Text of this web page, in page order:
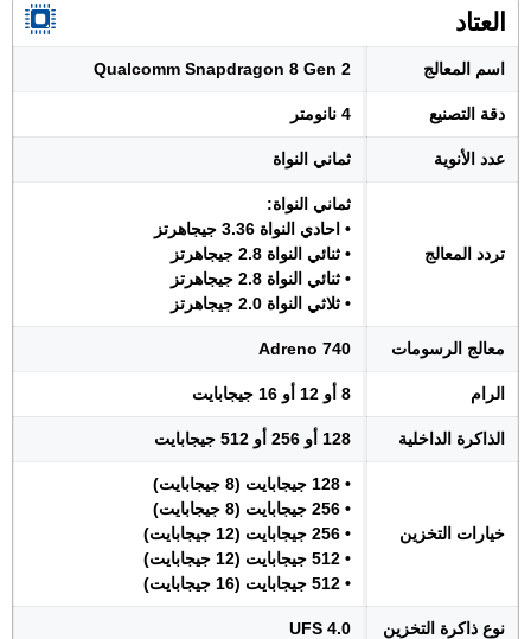
العتاد
اسم المعالج Qualcomm Snapdragon 8 Gen 2
دقة التصنيع 4 نانومتر
عدد الأنوية ثماني النواة
تردد المعالج
ثماني النواة:
• احادي النواة 3.36 جيجاهرتز
• ثنائي النواة 2.8 جيجاهرتز
• ثنائي النواة 2.8 جيجاهرتز
• ثلاثي النواة 2.0 جيجاهرتز
معالج الرسومات Adreno 740
الرام 8 أو 12 أو 16 جيجابايت
الذاكرة الداخلية 128 أو 256 أو 512 جيجابايت
خيارات التخزين
• 128 جيجابايت (8 جيجابايت)
• 256 جيجابايت (8 جيجابايت)
• 256 جيجابايت (12 جيجابايت)
• 512 جيجابايت (12 جيجابايت)
• 512 جيجابايت (16 جيجابايت)
نوع ذاكرة التخزين UFS 4.0